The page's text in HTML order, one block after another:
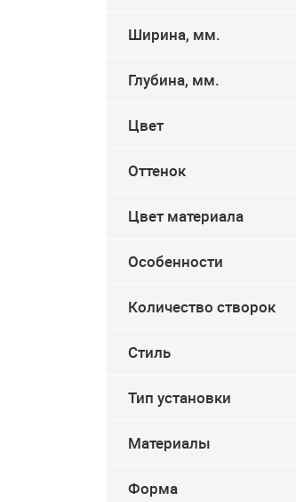
Ширина, мм.
Глубина, мм.
Цвет
Оттенок
Цвет материала
Особенности
Количество створок
Стиль
Тип установки
Материалы
Форма